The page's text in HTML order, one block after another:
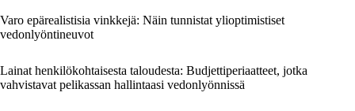
Varo epärealistisia vinkkejä: Näin tunnistat ylioptimistiset
vedonlyöntineuvot
Lainat henkilökohtaisesta taloudesta: Budjettiperiaatteet, jotka
vahvistavat pelikassan hallintaasi vedonlyönnissä